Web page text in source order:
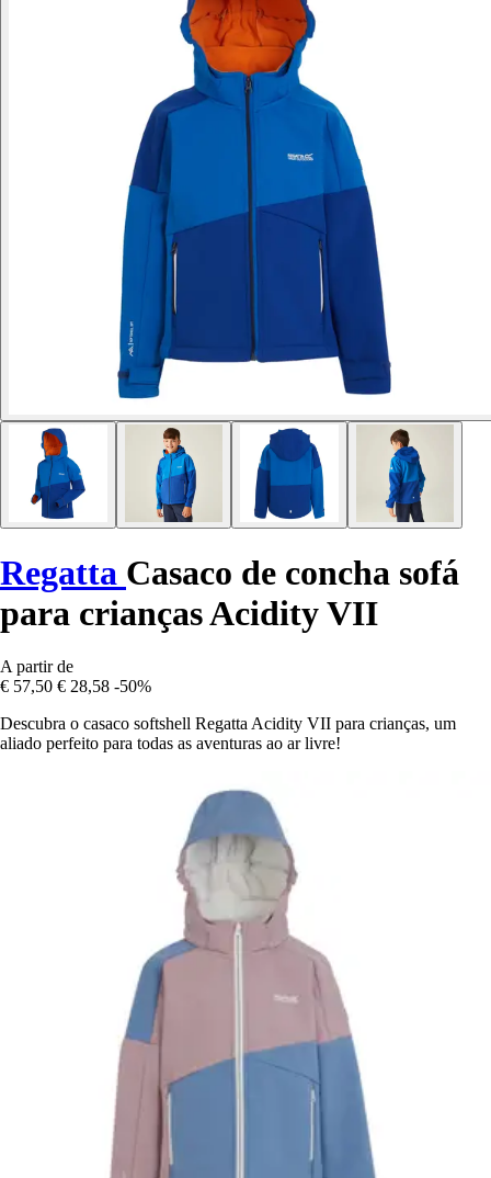
Regatta Casaco de concha sofá
para crianças Acidity VII
A partir de
€ 57,50 € 28,58 -50%
Descubra o casaco softshell Regatta Acidity VII para crianças, um
aliado perfeito para todas as aventuras ao ar livre!